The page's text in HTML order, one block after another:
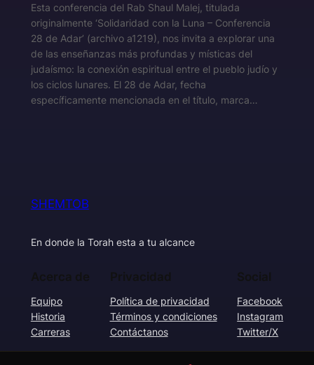
Esta conferencia del Rab Shaul Malej, titulada
originalmente ‘Solidaridad con la Luna – Conferencia
28 de Adar’ (archivo a1219), nos invita a explorar una
de las enseñanzas más profundas y místicas del
judaísmo: la conexión espiritual entre el pueblo judío y
los ciclos lunares. El 28 de Adar, fecha
específicamente mencionada en el título, marca…
SHEMTOB
En donde la Torah esta a tu alcance
Acerca de
Equipo
Historia
Carreras
Privacidad
Política de privacidad
Términos y condiciones
Contáctanos
Social
Facebook
Instagram
Twitter/X